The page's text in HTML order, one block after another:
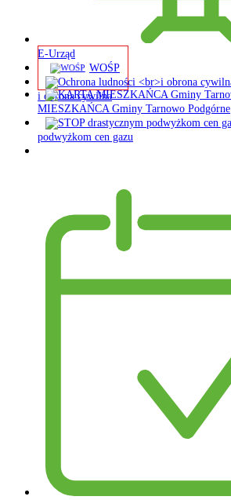
E-Urząd
WOŚP
i obrona cywilna
MIESZKAŃCA Gminy Tarnowo Podgórne
podwyżkom cen gazu